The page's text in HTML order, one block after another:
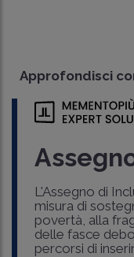
Approfondisci
L'Assegno di
misura di
povertà, alla
delle fasce
percorsi di